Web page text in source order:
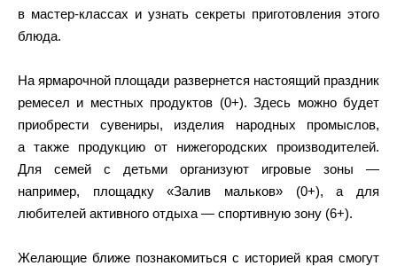
в мастер‑классах и узнать секреты приготовления этого
блюда.
На ярмарочной площади развернется настоящий праздник
ремесел и местных продуктов (0+). Здесь можно будет
приобрести сувениры, изделия народных промыслов,
а также продукцию от нижегородских производителей.
Для семей с детьми организуют игровые зоны —
например, площадку «Залив мальков» (0+), а для
любителей активного отдыха — спортивную зону (6+).
Желающие ближе познакомиться с историей края смогут